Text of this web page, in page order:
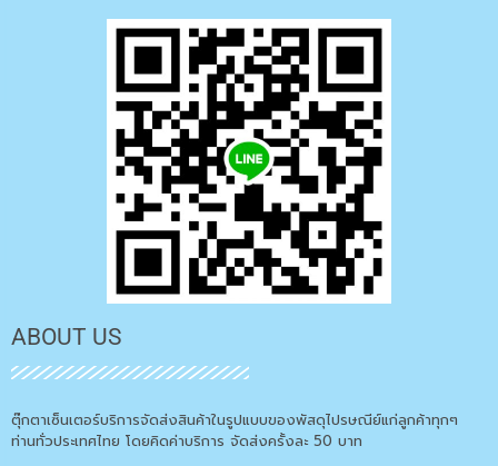
ABOUT US
ตุ๊กตาเซ็นเตอร์บริการจัดส่งสินค้าในรูปแบบของพัสดุไปรษณีย์แก่ลูกค้าทุกๆ
ท่านทั่วประเทศไทย โดยคิดค่าบริการ จัดส่งครั้งละ 50 บาท